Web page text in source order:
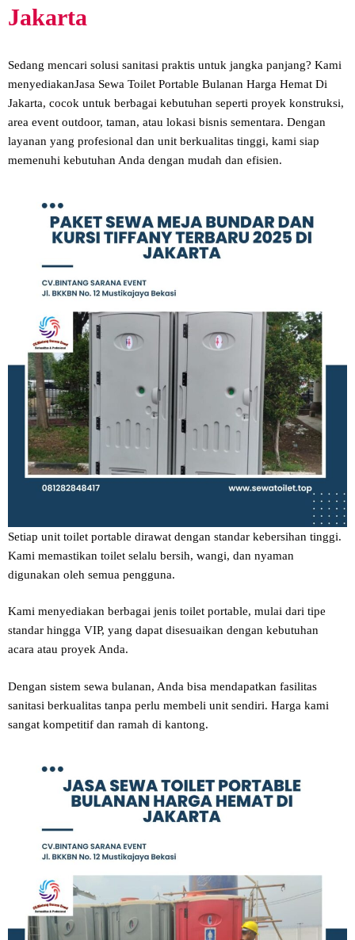
Jakarta
Sedang mencari solusi sanitasi praktis untuk jangka panjang? Kami
menyediakanJasa Sewa Toilet Portable Bulanan Harga Hemat Di
Jakarta, cocok untuk berbagai kebutuhan seperti proyek konstruksi,
area event outdoor, taman, atau lokasi bisnis sementara. Dengan
layanan yang profesional dan unit berkualitas tinggi, kami siap
memenuhi kebutuhan Anda dengan mudah dan efisien.
Setiap unit toilet portable dirawat dengan standar kebersihan tinggi.
Kami memastikan toilet selalu bersih, wangi, dan nyaman
digunakan oleh semua pengguna.
Kami menyediakan berbagai jenis toilet portable, mulai dari tipe
standar hingga VIP, yang dapat disesuaikan dengan kebutuhan
acara atau proyek Anda.
Dengan sistem sewa bulanan, Anda bisa mendapatkan fasilitas
sanitasi berkualitas tanpa perlu membeli unit sendiri. Harga kami
sangat kompetitif dan ramah di kantong.